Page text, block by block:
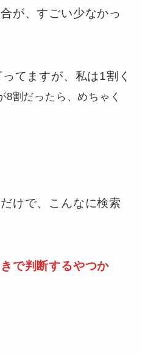
が、すごい少なかっ
てますが、私は1割く
8割だったら、めちゃく
けで、こんなに検索
で判断するやつか